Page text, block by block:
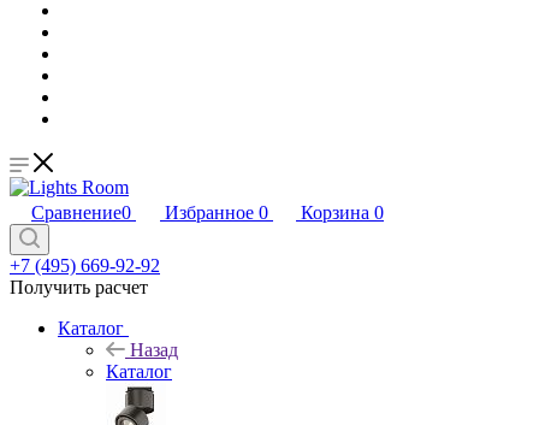
Сравнение0 Избранное 0 Корзина 0
+7 (495) 669-92-92
Получить расчет
Каталог
Назад
Каталог